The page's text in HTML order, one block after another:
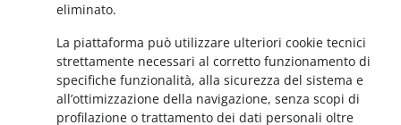
eliminato.
La piattaforma può utilizzare ulteriori cookie tecnici
strettamente necessari al corretto funzionamento di
specifiche funzionalità, alla sicurezza del sistema e
all’ottimizzazione della navigazione, senza scopi di
profilazione o trattamento dei dati personali oltre